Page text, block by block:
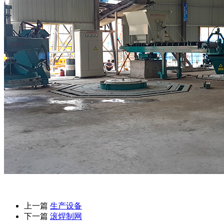
上一篇 生产设备
下一篇 滚焊制网